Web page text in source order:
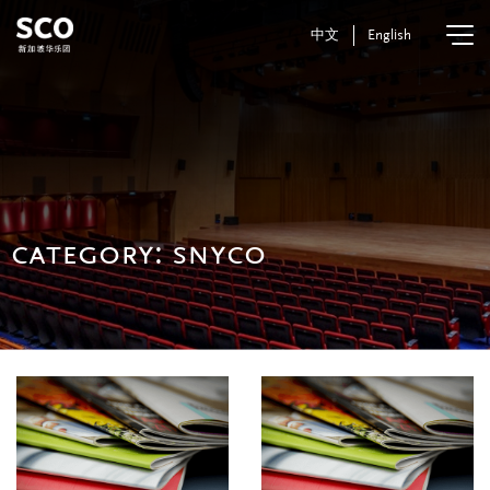
中文 English
category:snyco